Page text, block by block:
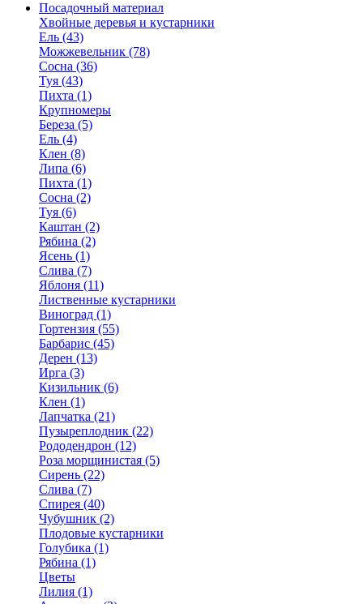
Посадочный материал
Хвойные деревья и кустарники
Ель (43)
Можжевельник (78)
Сосна (36)
Туя (43)
Пихта (1)
Крупномеры
Береза (5)
Ель (4)
Клен (8)
Липа (6)
Пихта (1)
Сосна (2)
Туя (6)
Каштан (2)
Рябина (2)
Ясень (1)
Слива (7)
Яблоня (11)
Лиственные кустарники
Виноград (1)
Гортензия (55)
Барбарис (45)
Дерен (13)
Ирга (3)
Кизильник (6)
Клен (1)
Лапчатка (21)
Пузыреплодник (22)
Рододендрон (12)
Роза морщинистая (5)
Сирень (22)
Слива (7)
Спирея (40)
Чубушник (2)
Плодовые кустарники
Голубика (1)
Рябина (1)
Цветы
Лилия (1)